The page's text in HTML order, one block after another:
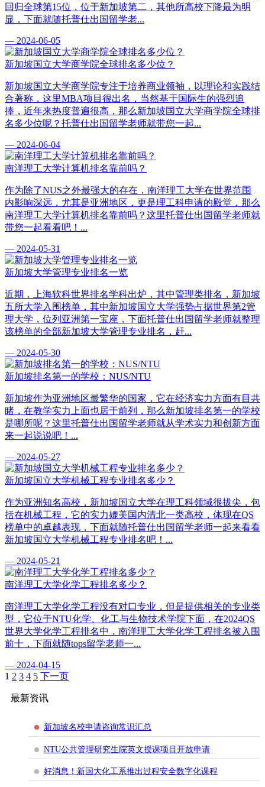
回归全球第15位，位于新加坡第二，其他所高校下降最为明
显，下面就随托普仕出国留学老...
— 2024-06-05
新加坡国立大学商学院全球排名多少位？
新加坡国立大学商学院专注于培养商业领袖，以理论和实践结
合著称，这里MBA项目很出名，当然基于国际生的强烈追
捧，近年来热度普遍很高，那么新加坡国立大学商学院全球排
名多少位呢？托普仕出国留学老师就带您一起...
— 2024-06-04
南洋理工大学计算机排名靠前吗？
作为除了NUS之外最强大的存在，南洋理工大学在世界范围
内影响深远，尤其是亚洲地区，更是理工科申请的殿堂，那么
南洋理工大学计算机排名靠前吗？这里托普仕出国留学老师就
带您一起看看吧！...
— 2024-05-31
新加坡大学管理专业排名一览
近期，上海软科世界排名学科出炉，其中管理类排名，新加坡
五所大学入围榜单，其中新加坡国立大学强势占据世界第2管
理大学，位列亚洲第一宝座，下面托普仕出国留学老师就整理
该榜单的全部新加坡大学管理专业排名，赶...
— 2024-05-30
新加坡排名第一的学校：NUS/NTU
新加坡作为亚洲地区最繁华的国家，它在经济实力方面有目共
睹，在教学实力上面也居于前列，那么新加坡排名第一的学校
是哪所呢？这里托普仕出国留学老师就从学术实力和创新方面
来一起说说吧！...
— 2024-05-27
新加坡国立大学机械工程专业排名多少？
作为亚洲知名高校，新加坡国立大学在理工科领域很拔尖，包
括在机械工程，它的实力媲美国内清北一类高校，体现在QS
榜单中的卓越表现，下面就随托普仕出国留学老师一起来看看
新加坡国立大学机械工程专业排名吧！...
— 2024-05-21
南洋理工大学化学工程排名多少？
南洋理工大学化学工程没有对口专业，但是提供相关的专业类
型，它位于NTU化学、化工与生物技术学院下面，在2024QS
世界大学化学工程排名中，南洋理工大学化学工程排名被入围
前十，下面就随tops留学老师一...
— 2024-04-15
1 2 3 4 5 下一页
最新资讯
新加坡名校申请咨询常识汇总
NTU公共管理研究生院英文授课项目开放申请
好消息！新国大化工系推出过程安全数字化课程